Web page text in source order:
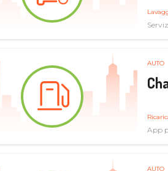
AUTO
App
AUTO